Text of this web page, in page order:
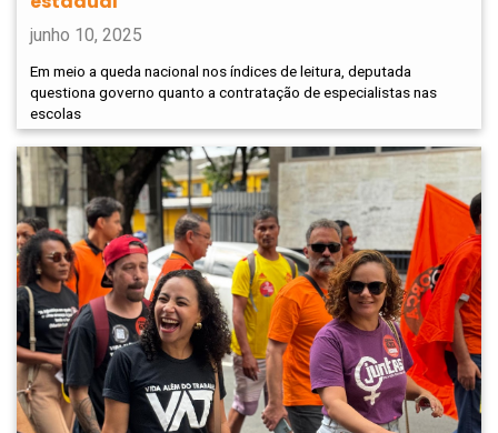
junho 10, 2025
Em meio a queda nacional nos índices de leitura, deputada
questiona governo quanto a contratação de especialistas nas
escolas